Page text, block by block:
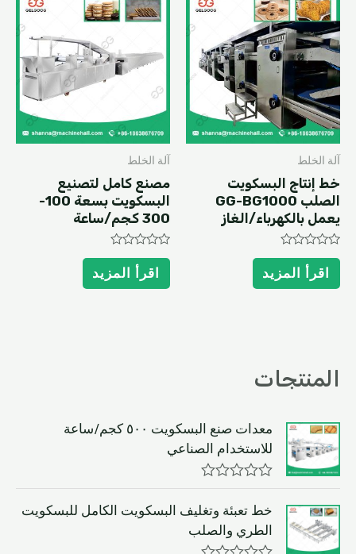
آلة الخلط
خط إنتاج البسكويت
الصلب GG-BG1000
يعمل بالكهرباء/الغاز
Rated
out
of
اقرأ المزيد
آلة الخلط
مصنع كامل لتصنيع
البسكويت بسعة 100-
300 كجم/ساعة
Rated
out
of
اقرأ المزيد
المنتجات
معدات صنع البسكويت ٥٠٠ كجم/ساعة
للاستخدام الصناعي
R
t
e
d
خط تعبئة وتغليف البسكويت الكامل للبسكويت
الطري والصلب